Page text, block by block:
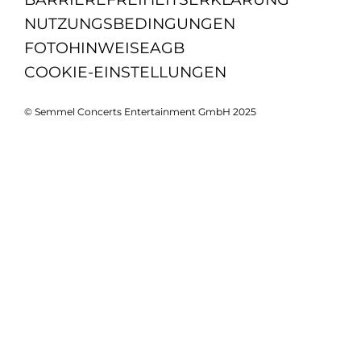
NUTZUNGSBEDINGUNGEN
FOTOHINWEISEAGB
COOKIE-EINSTELLUNGEN
© Semmel Concerts Entertainment GmbH 2025